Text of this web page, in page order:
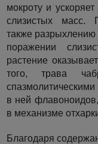
мокроту и
слизистых масс.
также разрыхлению
поражении
растение
того, трава
в ней
в механизме
Благодаря